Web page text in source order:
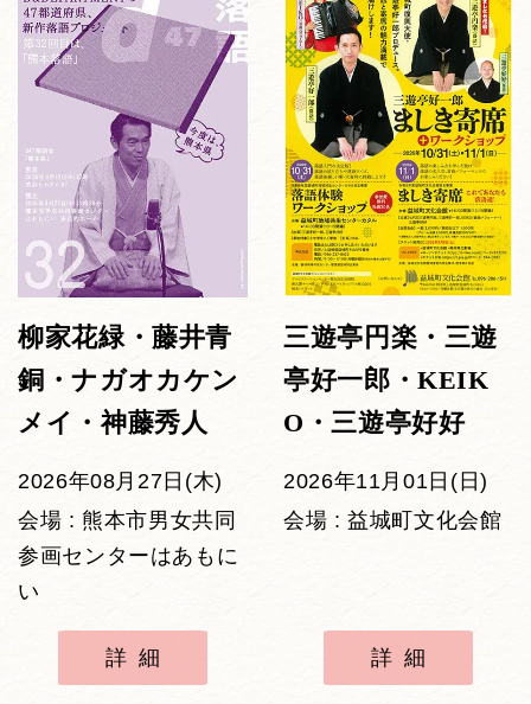
柳家花緑・藤井青
銅・ナガオカケン
メイ・神藤秀人
2026年08月27日(木)
会場 : 熊本市男女共同
参画センターはあもに
い
詳細
三遊亭円楽・三遊
亭好一郎・KEIK
O・三遊亭好好
2026年11月01日(日)
会場 : 益城町文化会館
詳細